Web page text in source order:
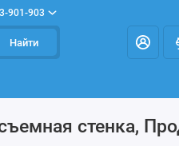
901-903
Найти
стенка,